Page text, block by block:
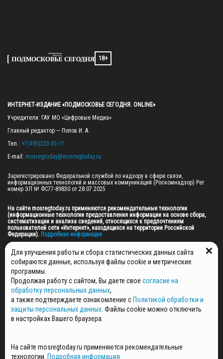
18+
ИНТЕРНЕТ-ИЗДАНИЕ «ПОДМОСКОВЬЕ СЕГОДНЯ. ONLINE»
Учредители: ГАУ МО «Цифровые Медиа»
Главный редактор — Попов И. А.
Тел.: +7(495)223-35-11
E-mail: mosregtoday@mosregtoday.ru
Зарегистрировано Федеральной службой по надзору в сфере связи,
информационных технологий и массовых коммуникаций (Роскомнадзор) Рег.
номер ЭЛ № ФС77-89830 от 28.07.2025
На сайте mosregtoday.ru применяются рекомендательные технологии
(информационные технологии предоставления информации на основе сбора,
систематизации и анализа сведений, относящихся к предпочтениям
пользователей сети «Интернет», находящихся на территории Российской
Федерации). Подробная информация
© 2026 ПРАВА НА ВСЕ МАТЕРИАЛЫ САЙТА ПРИНАДЛЕЖАТ ГАУ МО "ЦИФРОВЫЕ
МЕДИА" (ОГРН: 1255000059467).
ПОЛИТИКА ОБРАБОТКИ И ЗАЩИТЫ ПЕРСОНАЛЬНЫХ ДАННЫХ
НОВОСТИ
ГАЗЕТЫ
РЕКЛАМОДАТЕЛЯМ
СПЕЦПРОЕКТЫ
Для улучшения работы и сбора статистических данных сайта
собираются данные, используя файлы cookie и метрические
программы.
Продолжая работу с сайтом, Вы даете свое согласие на
обработку персональных данных,
а также подтверждаете ознакомление с Политикой обработки и
защиты персональных данных . Файлы cookie можно отключить
в настройках Вашего браузера.
На сайте mosregtoday.ru применяются рекомендательные
технологии. Подробная информация